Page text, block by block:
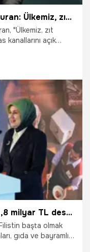
İletişim Başkanı Burhanettin Duran: Ülkemiz, zıt bloklarla aynı anda konuşabilen nadir ülkelerden birisi durumundadır
"Ülkemiz, zıt
kanallarını açık
Türk Kızılay’dan Ramazan’da 1,8 milyar TL destek
başta olmak
gıda ve bayramlık